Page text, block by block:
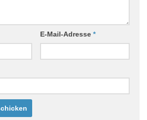
E-Mail-Adresse *